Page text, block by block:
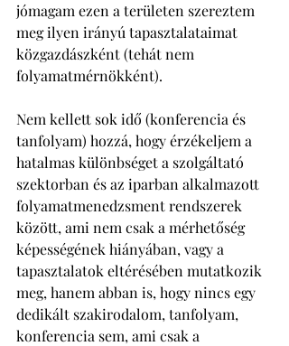
jómagam ezen a területen szereztem
meg ilyen irányú tapasztalataimat
közgazdászként (tehát nem
folyamatmérnökként).
Nem kellett sok idő (konferencia és
tanfolyam) hozzá, hogy érzékeljem a
hatalmas különbséget a szolgáltató
szektorban és az iparban alkalmazott
folyamatmenedzsment rendszerek
között, ami nem csak a mérhetőség
képességének hiányában, vagy a
tapasztalatok eltérésében mutatkozik
meg, hanem abban is, hogy nincs egy
dedikált szakirodalom, tanfolyam,
konferencia sem, ami csak a